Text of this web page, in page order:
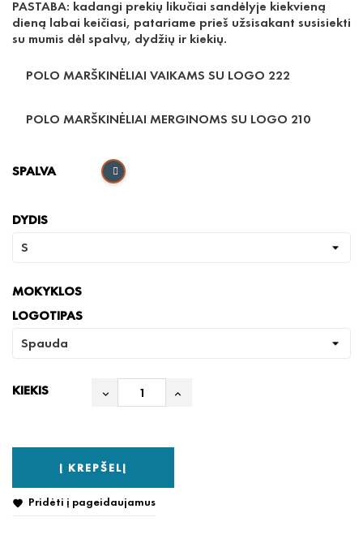
PASTABA: kadangi prekių likučiai sandėlyje kiekvieną
dieną labai keičiasi, patariame prieš užsisakant susisiekti
su mumis dėl spalvų, dydžių ir kiekių.
POLO MARŠKINĖLIAI VAIKAMS SU LOGO 222
POLO MARŠKINĖLIAI MERGINOMS SU LOGO 210
SPALVA
DYDIS
MOKYKLOS
LOGOTIPAS
KIEKIS
Į KREPŠELĮ
 Pridėti į pageidaujamus